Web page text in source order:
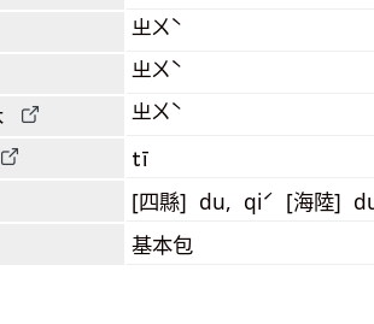
ㄓㄨˋ
ㄓㄨˋ
ㄓㄨˋ
tī
[四縣] du, qiˊ [海陸]
基本包